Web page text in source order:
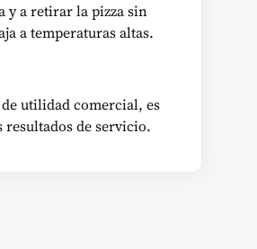
y a retirar la pizza sin
a temperaturas altas.
utilidad comercial, es
de servicio.